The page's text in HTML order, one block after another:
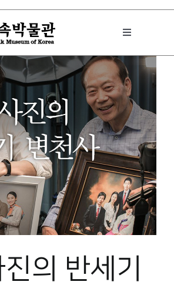
Toggle
의 반세기